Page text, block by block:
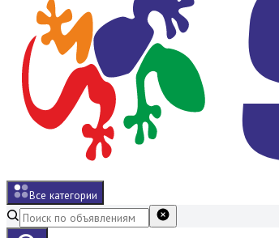
Все категории